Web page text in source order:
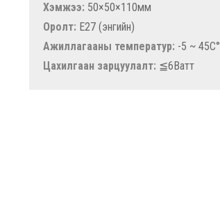
Хэмжээ: 50×50×110мм
Оролт: E27 (энгийн)
Ажиллагааны температур: -5 ~ 45C°
Цахилгаан зарцуулалт: ≦6Ватт